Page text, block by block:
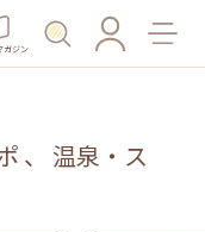
ガジン
、 温泉・ス